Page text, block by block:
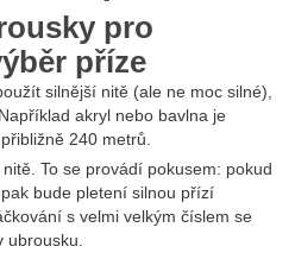
pro
příze
silnější nitě (ale ne moc silné),
akryl nebo bavlna je
240 metrů.
To se provádí pokusem: pokud
bude pletení silnou přízí
s velmi velkým číslem se
ubrousku.